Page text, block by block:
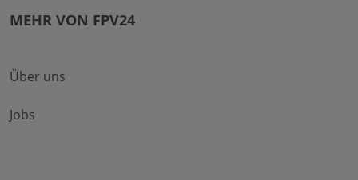
MEHR VON FPV24
Über uns
Jobs